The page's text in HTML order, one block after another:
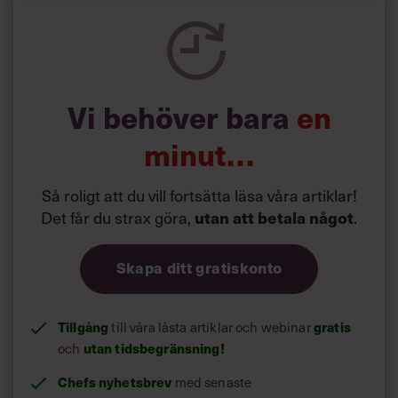
Vi behöver bara en
minut…
Så roligt att du vill fortsätta läsa våra artiklar!
Det får du strax göra, utan att betala något.
Skapa ditt gratiskonto
Tillgångtill våra låsta artiklar och webinargratis
och utan tidsbegränsning!
Chefs nyhetsbrev med senaste